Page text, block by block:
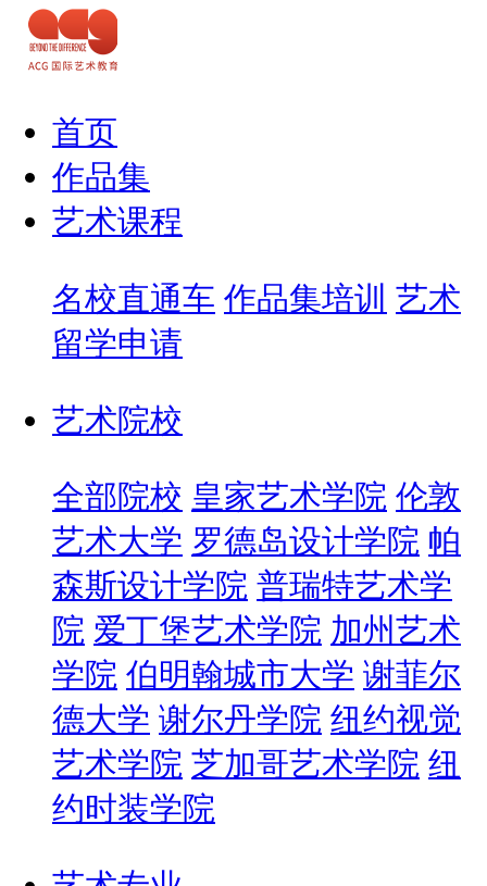
首页
作品集
艺术课程
名校直通车 作品集培训 艺术
留学申请
艺术院校
全部院校 皇家艺术学院 伦敦
艺术大学 罗德岛设计学院 帕
森斯设计学院 普瑞特艺术学
院 爱丁堡艺术学院 加州艺术
学院 伯明翰城市大学 谢菲尔
德大学 谢尔丹学院 纽约视觉
艺术学院 芝加哥艺术学院 纽
约时装学院